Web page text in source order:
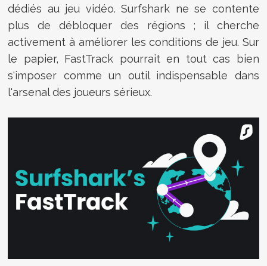
dédiés au jeu vidéo. Surfshark ne se contente
plus de débloquer des régions ; il cherche
activement à améliorer les conditions de jeu. Sur
le papier, FastTrack pourrait en tout cas bien
s'imposer comme un outil indispensable dans
l'arsenal des joueurs sérieux.